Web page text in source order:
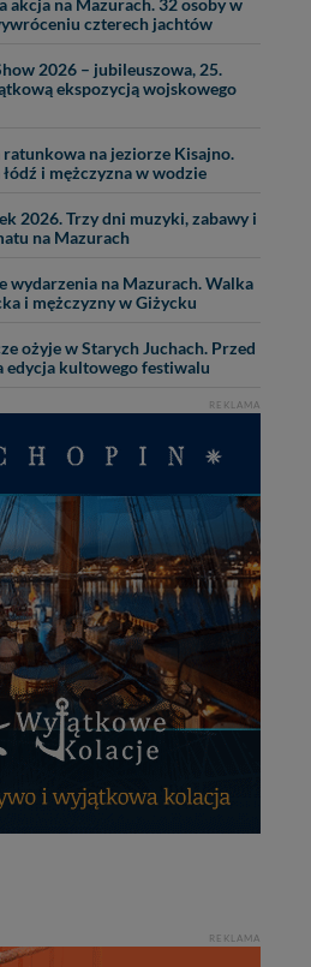
akcja na Mazurach. 32 osoby w
czterech jachtów
2026 – jubileuszowa, 25.
ekspozycją wojskowego
ratunkowa na jeziorze Kisajno.
i mężczyzna w wodzie
2026. Trzy dni muzyki, zabawy i
na Mazurach
wydarzenia na Mazurach. Walka
i mężczyzny w Giżycku
ożyje w Starych Juchach. Przed
edycja kultowego festiwalu
REKLAMA
REKLAMA